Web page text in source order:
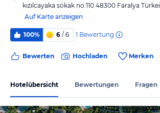
kızılcayaka sokak no:110 48300 Faralya Türkei
Auf Karte anzeigen
100% 6 / 6 1 Bewertung
Bewerten Hochladen Merken
Hotelübersicht Bewertungen Fragen